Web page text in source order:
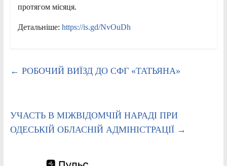
протягом місяця.
Детальніше: https://is.gd/NvOuDh
← РОБОЧИЙ ВИЇЗД ДО СФГ «ТАТЬЯНА»
УЧАСТЬ В МІЖВІДОМЧІЙ НАРАДІ ПРИ
ОДЕСЬКІЙ ОБЛАСНІЙ АДМІНІСТРАЦІЇ →